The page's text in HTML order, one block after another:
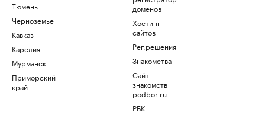
Тюмень
Черноземье
Кавказ
Карелия
Мурманск
Приморский
край
доменов
Хостинг
сайтов
Рег.решения
Знакомства
Сайт
знакомств
podbor.ru
РБК